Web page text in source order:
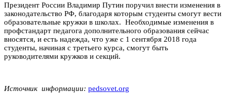
Президент России Владимир Путин поручил внести изменения в
законодательство РФ, благодаря которым студенты смогут вести
образовательные кружки в школах. Необходимые изменения в
профстандарт педагога дополнительного образования сейчас
вносятся, и есть надежда, что уже с 1 сентября 2018 года
студенты, начиная с третьего курса, смогут быть
руководителями кружков и секций.
Источник информации: pedsovet.org